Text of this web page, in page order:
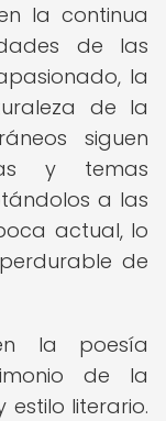
la continua
de las
la
de la
siguen
y temas
a las
actual, lo
de
la poesía
de la
literario.